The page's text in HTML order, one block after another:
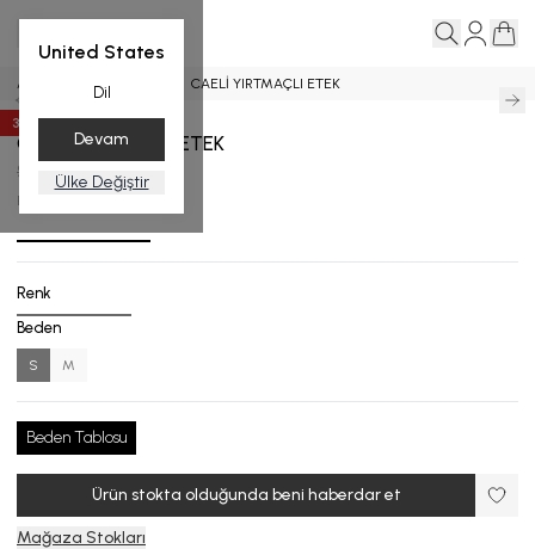
United States
Dil
Devam
Ülke Değiştir
Ana Sayfa PLAJ GİYİM CAELİ YIRTMAÇLI ETEK
35 %İndirim
CAELİ YIRTMAÇLI ETEK
$ 231.29 $ 150.34
PE.3706-25_R115_S
Renk
Beden
S M
Beden Tablosu
Ürün stokta olduğunda beni haberdar et
Mağaza Stokları